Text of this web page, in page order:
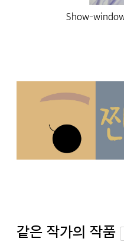
Show-
같은 작가의 작품